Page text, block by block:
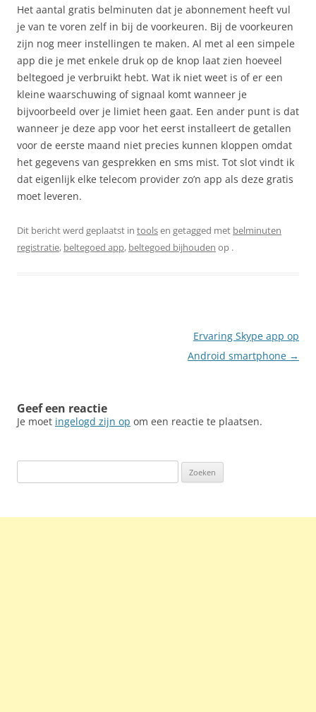
Het aantal gratis belminuten dat je abonnement heeft vul
je van te voren zelf in bij de voorkeuren. Bij de voorkeuren
zijn nog meer instellingen te maken. Al met al een simpele
app die je met enkele druk op de knop laat zien hoeveel
beltegoed je verbruikt hebt. Wat ik niet weet is of er een
kleine waarschuwing of signaal komt wanneer je
bijvoorbeeld over je limiet heen gaat. Een ander punt is dat
wanneer je deze app voor het eerst installeert de getallen
voor de eerste maand niet precies kunnen kloppen omdat
het gegevens van gesprekken en sms mist. Tot slot vindt ik
dat eigenlijk elke telecom provider zo’n app als deze gratis
moet leveren.
Dit bericht werd geplaatst in toolsen getagged met belminuten
registratie, beltegoed app, beltegoed bijhouden op .
Ervaring Skype app op
Android smartphone →
Geef een reactie
Je moet ingelogd zijn op om een reactie te plaatsen.
naar: